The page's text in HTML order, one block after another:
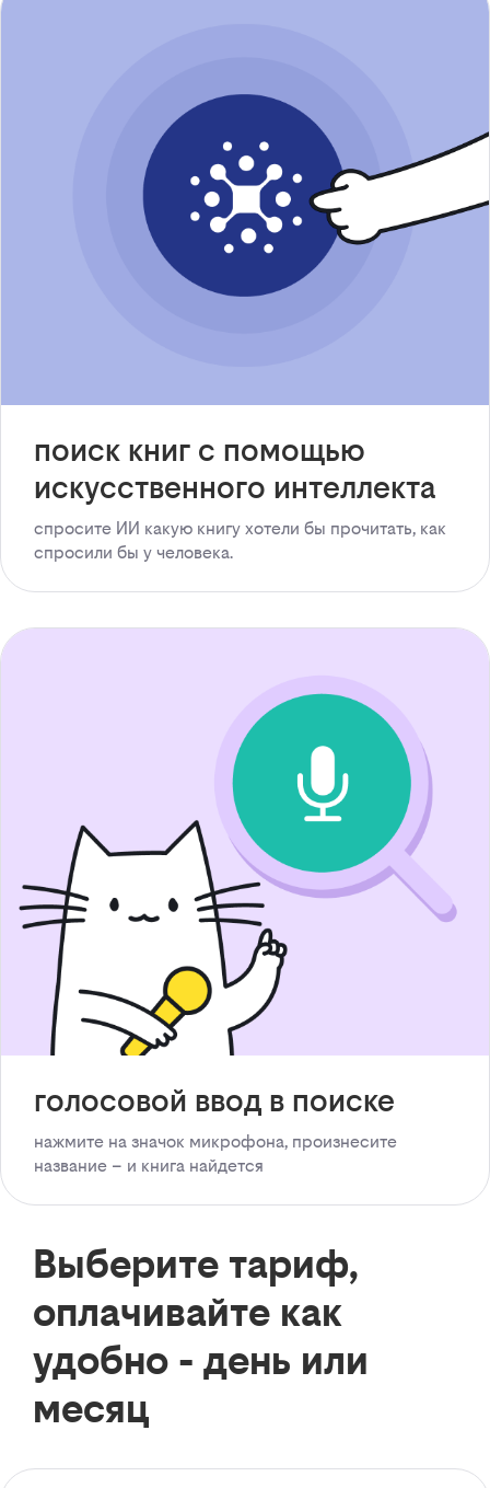
поиск книг с помощью
искусственного интеллекта
спросите ИИ какую книгу хотели бы прочитать, как
спросили бы у человека.
голосовой ввод в поиске
нажмите на значок микрофона, произнесите
название – и книга найдется
Выберите тариф,
оплачивайте как
удобно - день или
месяц